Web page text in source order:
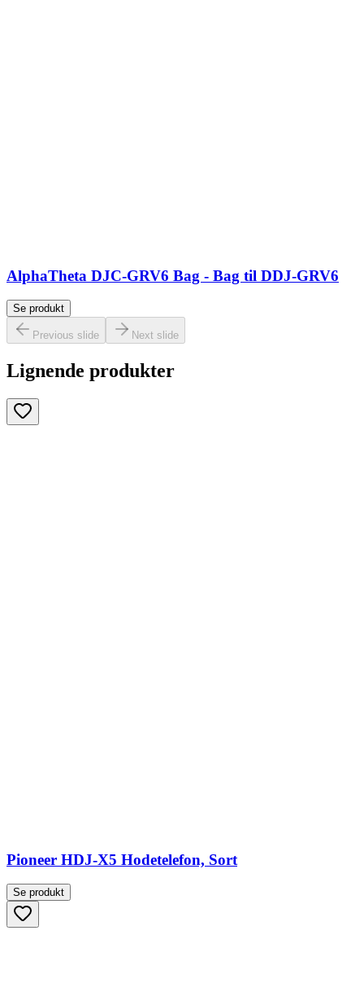
AlphaTheta DJC-GRV6 Bag - Bag til DDJ-GRV6
Se produkt
Previous slide Next slide
Lignende produkter
Pioneer HDJ-X5 Hodetelefon, Sort
Se produkt